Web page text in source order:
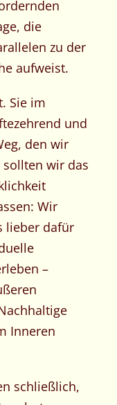
die
zu der
aufweist.
Sie im
und
den wir
wir das
Wir
lieber dafür
–
Inneren
schließlich,